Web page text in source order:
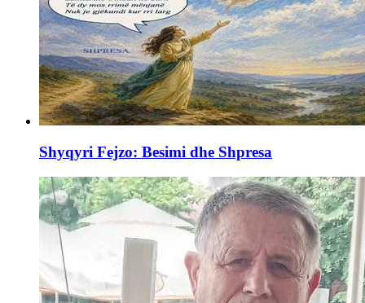
Shyqyri Fejzo: Besimi dhe Shpresa